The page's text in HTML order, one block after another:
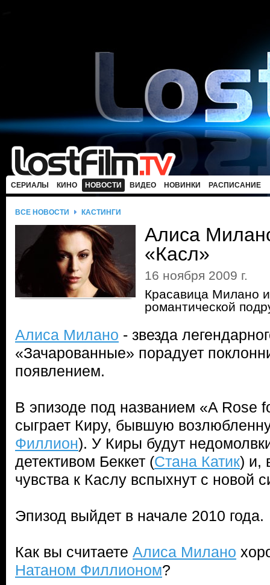
СЕРИАЛЫ КИНО НОВОСТИ ВИДЕО НОВИНКИ РАСПИСАНИЕ
ВСЕ НОВОСТИ КАСТИНГИ
Алиса
«Касл»
16 ноября 2009 г.
Красавица Милано
романтической
Алиса Милано - звезда
«Зачарованные» порадует
появлением.
В эпизоде под названием «A Rose
сыграет Киру, бывшую
Филлион). У Киры будут
детективом Беккет (Стана Катик) и,
чувства к Каслу вспыхнут с новой
Эпизод выйдет в начале 2010 года.
Как вы считаете Алиса Милано
Натаном Филлионом?